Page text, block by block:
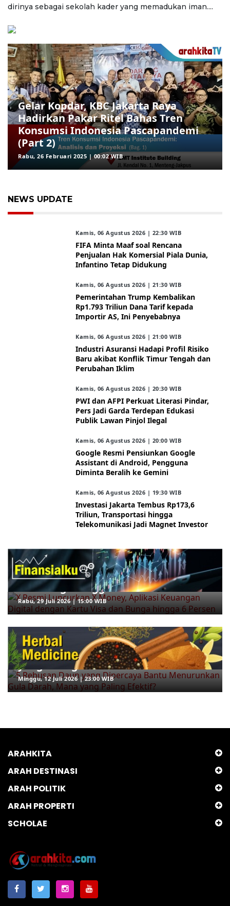
dirinya sebagai sekolah kader yang memadukan iman....
Gelar Kopdar, KBC Jakarta Raya
Hadirkan Pakar Ritel Bahas Tren
Konsumsi Indonesia Pascapandemi
(Part 2)
Rabu, 26 Februari 2025 | 00:02 WIB
NEWS UPDATE
Kamis, 06 Agustus 2026 | 22:30 WIB
FIFA Minta Maaf soal Rencana
Penjualan Hak Komersial Piala Dunia,
Infantino Tetap Didukung
Kamis, 06 Agustus 2026 | 21:30 WIB
Pemerintahan Trump Kembalikan
Rp1.793 Triliun Dana Tarif kepada
Importir AS, Ini Penyebabnya
Kamis, 06 Agustus 2026 | 21:00 WIB
Industri Asuransi Hadapi Profil Risiko
Baru akibat Konflik Timur Tengah dan
Perubahan Iklim
Kamis, 06 Agustus 2026 | 20:30 WIB
PWI dan AFPI Perkuat Literasi Pindar,
Pers Jadi Garda Terdepan Edukasi
Publik Lawan Pinjol Ilegal
Kamis, 06 Agustus 2026 | 20:00 WIB
Google Resmi Pensiunkan Google
Assistant di Android, Pengguna
Diminta Beralih ke Gemini
Kamis, 06 Agustus 2026 | 19:30 WIB
Investasi Jakarta Tembus Rp173,6
Triliun, Transportasi hingga
Telekomunikasi Jadi Magnet Investor
X Resmi Luncurkan X Money, Aplikasi
Keuangan Digital dengan Kartu Visa
dan Bunga hingga 6 Persen
Rabu, 29 Juli 2026 | 15:00 WIB
5 Rebusan Daun yang Dipercaya
Bantu Menurunkan Gula Darah, Mana
yang Paling Efektif?
Minggu, 12 Juli 2026 | 23:00 WIB
ARAHKITA
ARAH DESTINASI
ARAH POLITIK
ARAH PROPERTI
SCHOLAE